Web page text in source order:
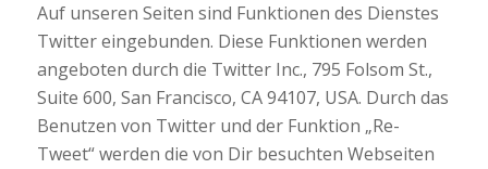
Auf unseren Seiten sind Funktionen des Dienstes
Twitter eingebunden. Diese Funktionen werden
angeboten durch die Twitter Inc., 795 Folsom St.,
Suite 600, San Francisco, CA 94107, USA. Durch das
Benutzen von Twitter und der Funktion „Re-
Tweet“ werden die von Dir besuchten Webseiten